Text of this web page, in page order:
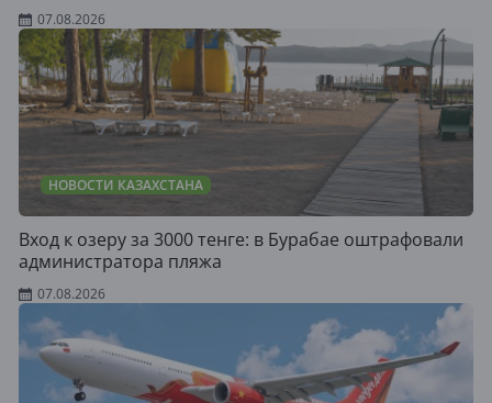
07.08.2026
НОВОСТИ КАЗАХСТАНА
Вход к озеру за 3000 тенге: в Бурабае оштрафовали
администратора пляжа
07.08.2026